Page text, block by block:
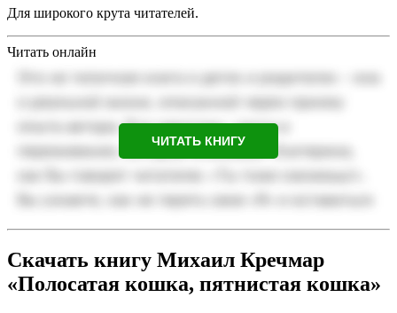
Для широкого крута читателей.
Читать онлайн
ЧИТАТЬ КНИГУ
Скачать книгу Михаил Кречмар
«Полосатая кошка, пятнистая кошка»